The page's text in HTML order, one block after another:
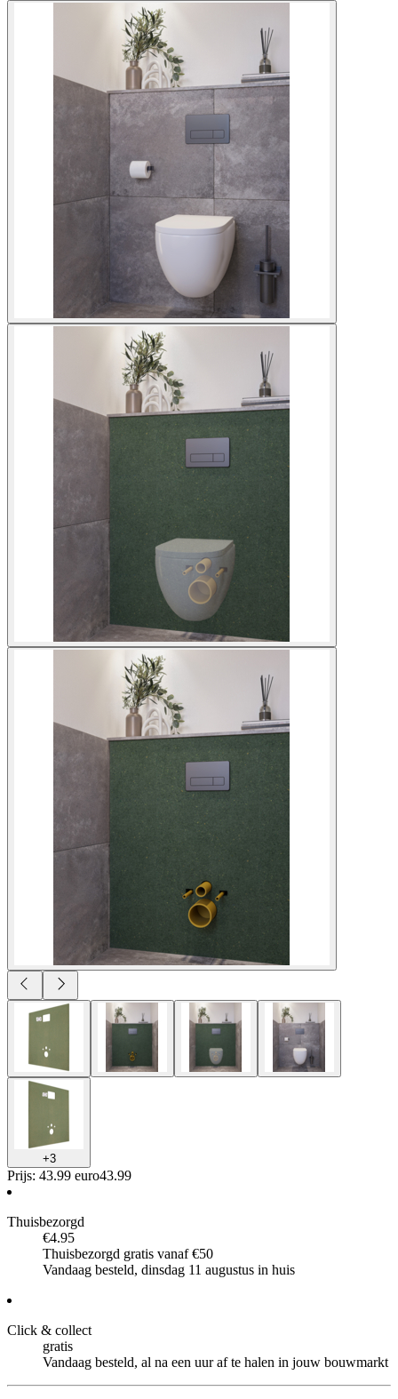
+3
Prijs: 43.99 euro43.99
Thuisbezorgd
€4.95
Thuisbezorgd gratis vanaf €50
Vandaag besteld, dinsdag 11 augustus in huis
Click & collect
gratis
Vandaag besteld, al na een uur af te halen in jouw bouwmarkt